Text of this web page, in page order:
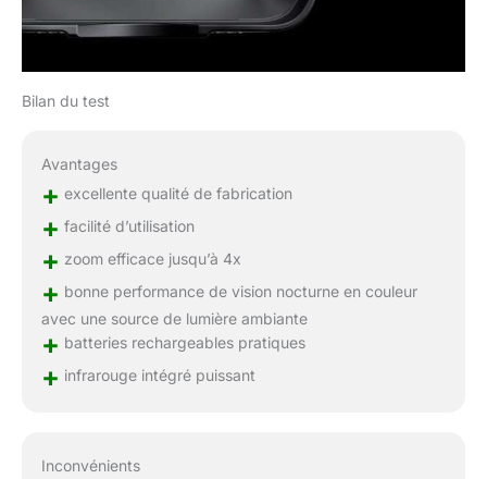
Bilan du test
Avantages
+ excellente qualité de fabrication
+ facilité d’utilisation
+ zoom efficace jusqu’à 4x
+ bonne performance de vision nocturne en couleur
avec une source de lumière ambiante
+ batteries rechargeables pratiques
+ infrarouge intégré puissant
Inconvénients